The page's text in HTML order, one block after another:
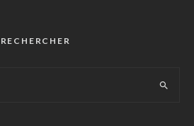
RECHERCHER